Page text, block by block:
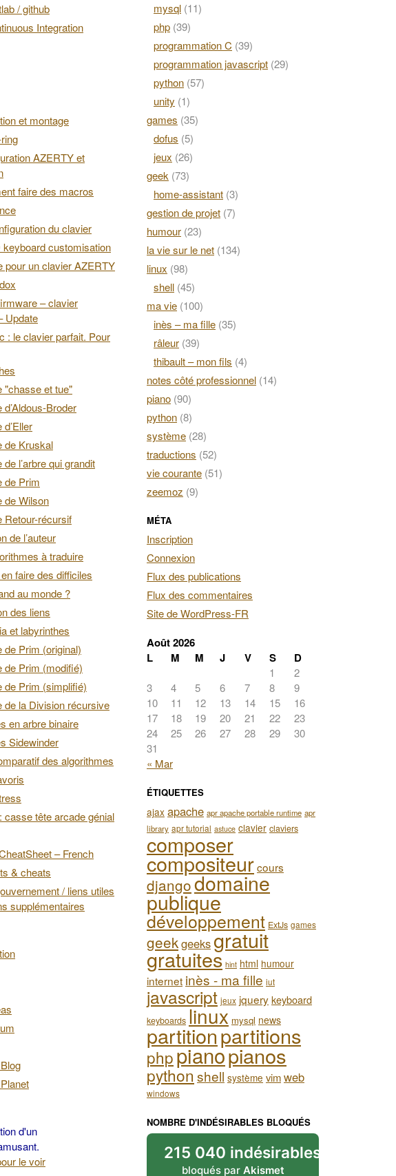
/ github
Integration
et montage
AZERTY et
faire des macros
du clavier
keyboard customisation
pour un clavier AZERTY
– clavier
Update
: le clavier parfait. Pour
"chasse et tue"
Broder
de Kruskal
l’arbre qui grandit
de Prim
de Wilson
Retour-récursif
de l’auteur
à traduire
faire des difficiles
au monde ?
des liens
et labyrinthes
de Prim (original)
de Prim (modifié)
de Prim (simplifié)
de la Division récursive
en arbre binaire
Sidewinder
des algorithmes
casse tête arcade génial
– French
& cheats
/ liens utiles
supplémentaires
d'un
le voir
mysql (11)
php (39)
programmation C (39)
programmation javascript (29)
python (57)
unity (1)
games (35)
dofus (5)
jeux (26)
geek (73)
home-assistant (3)
gestion de projet (7)
humour (23)
la vie sur le net (134)
linux (98)
shell (45)
ma vie (100)
inès – ma fille (35)
râleur (39)
thibault – mon fils (4)
notes côté professionnel (14)
piano (90)
python (8)
système (28)
traductions (52)
vie courante (51)
zeemoz (9)
MÉTA
Inscription
Connexion
Flux des publications
Flux des commentaires
Site de WordPress-FR
Août 2026
L
M M J V S D
1
2
3
4 5 6 7 8
9
10
11 12 13 14 15
16
17
18 19 20 21 22
23
24
25 26 27 28 29
30
31
« Mar
ÉTIQUETTES
ajax apache apr apache portable runtime apr
library apr tutorial astuce clavier claviers
composer
compositeurcours
djangodomaine
publique
développement ExtJs games
geekgeeksgratuit
gratuites hint html humour
internet inès - ma fille iut
javascript jeux jquerykeyboard
keyboards linux mysql news
partitionpartitions
phppianopianos
python shell système vimweb
windows
NOMBRE D'INDÉSIRABLES BLOQUÉS
215 040 indésirables
bloqués par Akismet